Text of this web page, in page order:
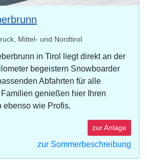
Mittel- und Nordtirol
in Tirol liegt direkt an der
begeistern Snowboarder
Abfahrten für alle
genießen hier Ihren
ebenso wie Profis.
zur Anlage
zur Sommerbeschreibung